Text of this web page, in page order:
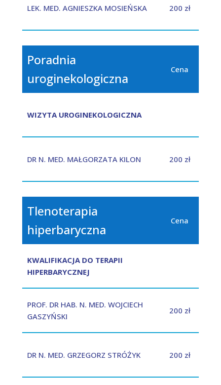
LEK. MED. AGNIESZKA MOSIEŃSKA 200 zł
Poradnia
uroginekologiczna
Cena
WIZYTA UROGINEKOLOGICZNA
DR N. MED. MAŁGORZATA KILON 200 zł
Tlenoterapia
hiperbaryczna
Cena
KWALIFIKACJA DO TERAPII
HIPERBARYCZNEJ
PROF. DR HAB. N. MED. WOJCIECH
GASZYŃSKI
200 zł
DR N. MED. GRZEGORZ STRÓŻYK 200 zł